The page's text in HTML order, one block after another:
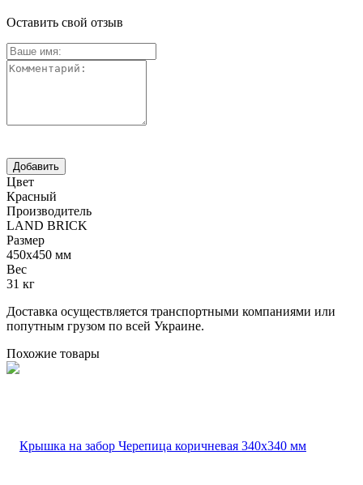
Оставить свой отзыв
Цвет
Красный
Производитель
LAND BRICK
Размер
450х450 мм
Вес
31 кг
Доставка осуществляется транспортными компаниями или
попутным грузом по всей Украине.
Похожие товары